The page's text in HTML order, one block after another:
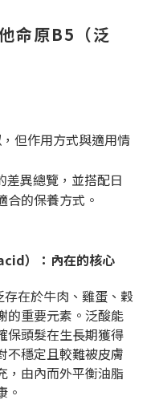
命原B5（泛
但作用方式與適用情
差異總覽，並搭配日
合的保養方式。
）：內在的核心
在於牛肉、雞蛋、穀
的重要元素。泛酸能
保頭髮在生長期獲得
不穩定且較難被皮膚
，由內而外平衡油脂
。